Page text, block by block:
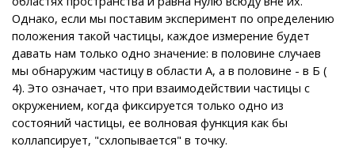
Однако, если мы поставим эксперимент по определению
положения такой частицы, каждое измерение будет
давать нам только одно значение: в половине случаев
мы обнаружим частицу в области А, а в половине - в Б (
4). Это означает, что при взаимодействии частицы с
окружением, когда фиксируется только одно из
состояний частицы, ее волновая функция как бы
коллапсирует, "схлопывается" в точку.